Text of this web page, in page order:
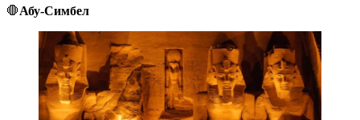
🛑Абу-Симбел